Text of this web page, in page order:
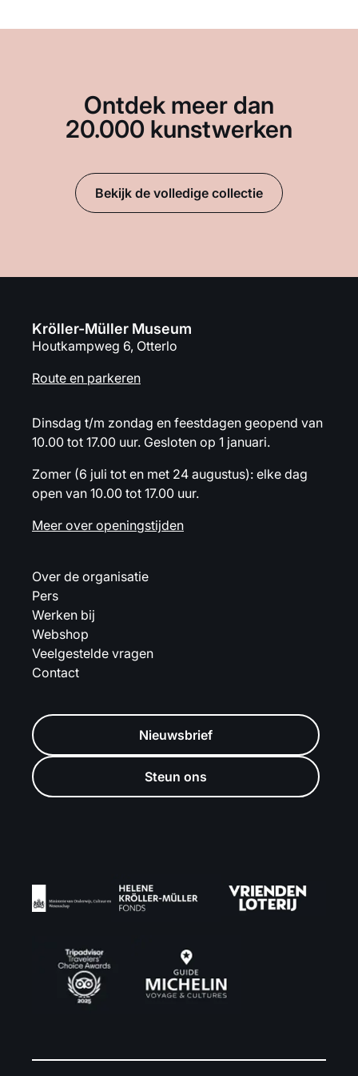
Ontdek meer dan
20.000 kunstwerken
Bekijk de volledige collectie
Kröller-Müller Museum
Houtkampweg 6, Otterlo
Route en parkeren
Dinsdag t/m zondag en feestdagen geopend van
10.00 tot 17.00 uur. Gesloten op 1 januari.
Zomer (6 juli tot en met 24 augustus): elke dag
open van 10.00 tot 17.00 uur.
Meer over openingstijden
Over de organisatie
Pers
Werken bij
Webshop
Veelgestelde vragen
Contact
Nieuwsbrief
Steun ons